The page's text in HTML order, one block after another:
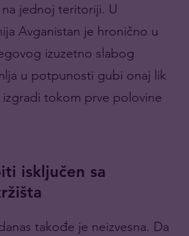
jednoj teritoriji. U
Avganistan je hronično u
izuzetno slabog
u potpunosti gubi onaj lik
tokom prve polovine
isključen sa
takođe je neizvesna. Da